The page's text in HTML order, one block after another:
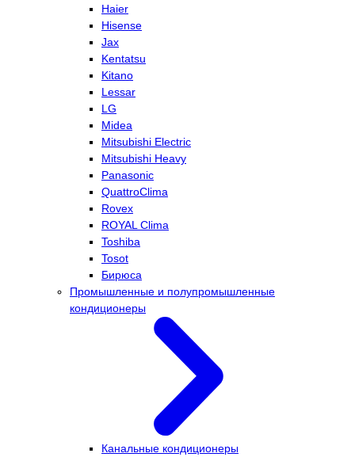
Haier
Hisense
Jax
Kentatsu
Kitano
Lessar
LG
Midea
Mitsubishi Electric
Mitsubishi Heavy
Panasonic
QuattroClima
Rovex
ROYAL Clima
Toshiba
Tosot
Бирюса
Промышленные и полупромышленные
кондиционеры
Канальные кондиционеры